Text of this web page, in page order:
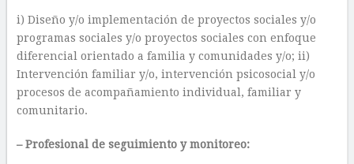
i) Diseño y/o implementación de proyectos sociales y/o
programas sociales y/o proyectos sociales con enfoque
diferencial orientado a familia y comunidades y/o; ii)
Intervención familiar y/o, intervención psicosocial y/o
procesos de acompañamiento individual, familiar y
comunitario.
– Profesional de seguimiento y monitoreo: